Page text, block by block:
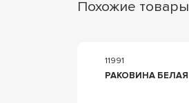
Похожие товары
11991